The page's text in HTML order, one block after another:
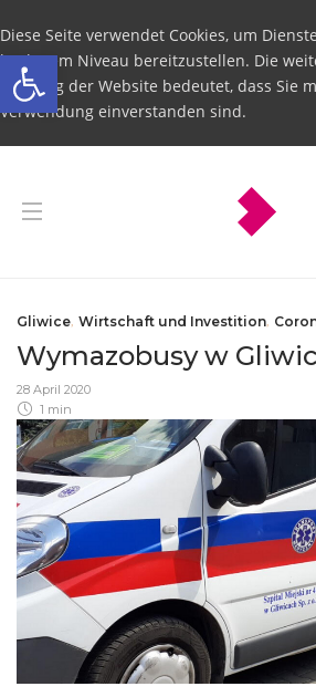
Open toolbar
Diese Seite verwendet Cookies, um
höchstem Niveau bereitzustellen. Die
Nutzung der Website bedeutet, dass Sie
Verwendung einverstanden sind.
Gliwice, Wirtschaft und Investition,
Wymazobusy w
28 April 2020
1 min